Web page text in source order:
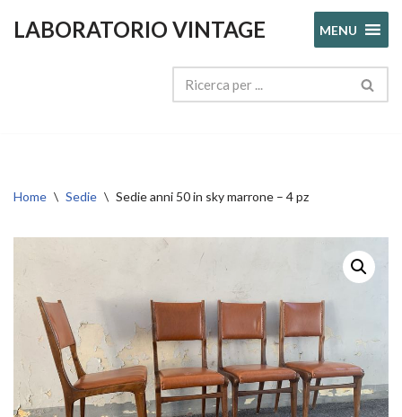
LABORATORIO VINTAGE MENU
Home \ Sedie \ Sedie anni 50 in sky marrone – 4 pz